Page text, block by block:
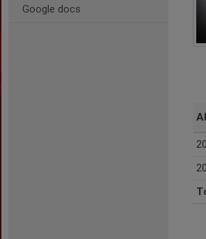
Google docs